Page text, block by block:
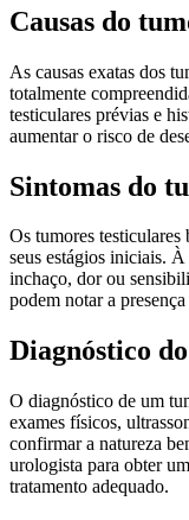
Causas do
As causas exatas dos
totalmente
testiculares prévias e
aumentar o risco de
Sintomas do
Os tumores testiculares
seus estágios iniciais.
inchaço, dor ou
podem notar a
Diagnóstico
O diagnóstico de um
exames físicos,
confirmar a natureza
urologista para obter
tratamento adequado.